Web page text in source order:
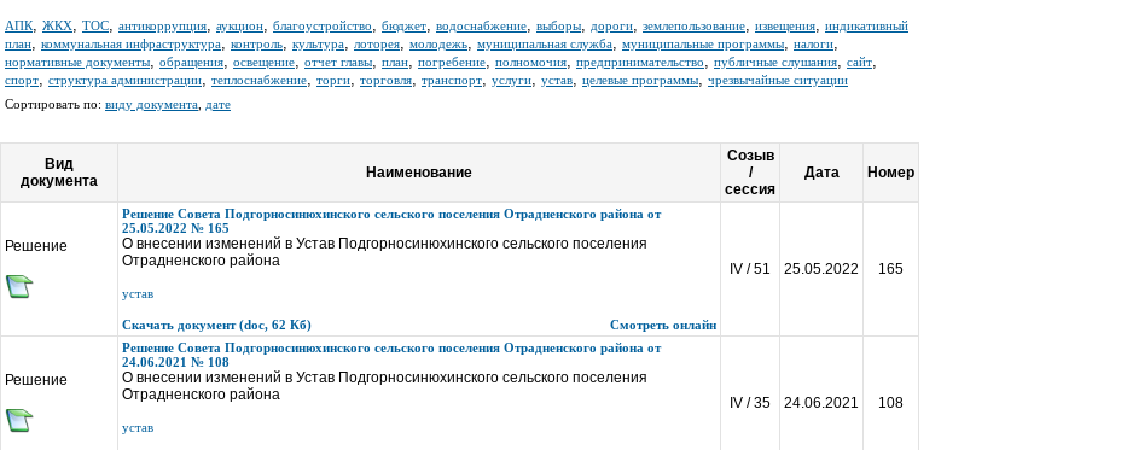
АПК, ЖКХ, ТОС, антикоррупция, аукцион, благоустройство, бюджет, водоснабжение, выборы, дороги, землепользование, извещения, индикативный
план, коммунальная инфраструктура, контроль, культура, лоторея, молодежь, муниципальная служба, муниципальные программы, налоги,
нормативные документы, обращения, освещение, отчет главы, план, погребение, полномочия, предпринимательство, публичные слушания, сайт,
спорт, структура администрации, теплоснабжение, торги, торговля, транспорт, услуги, устав, целевые программы, чрезвычайные ситуации
Сортировать по: виду документа дате
Вид
документа
Наименование
Созыв
/
сессия
Дата Номер
Решение
Решение Совета Подгорносинюхинского сельского поселения Отрадненского района от
25.05.2022 № 165
О внесении изменений в Устав Подгорносинюхинского сельского поселения
Отрадненского района
устав
Скачать документ (doc, 62 Кб) Смотреть онлайн
IV / 51 25.05.2022 165
Решение
Решение Совета Подгорносинюхинского сельского поселения Отрадненского района от
24.06.2021 № 108
О внесении изменений в Устав Подгорносинюхинского сельского поселения
Отрадненского района
устав
IV / 35 24.06.2021 108